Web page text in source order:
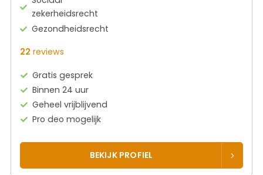
zekerheidsrecht
Gezondheidsrecht
22 reviews
Gratis gesprek
Binnen 24 uur
Geheel vrijblijvend
Pro deo mogelijk
BEKIJK PROFIEL